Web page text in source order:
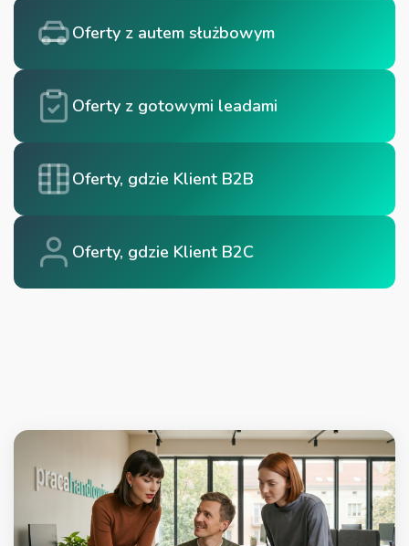
Oferty z autem służbowym
Oferty z gotowymi leadami
Oferty, gdzie Klient B2B
Oferty, gdzie Klient B2C